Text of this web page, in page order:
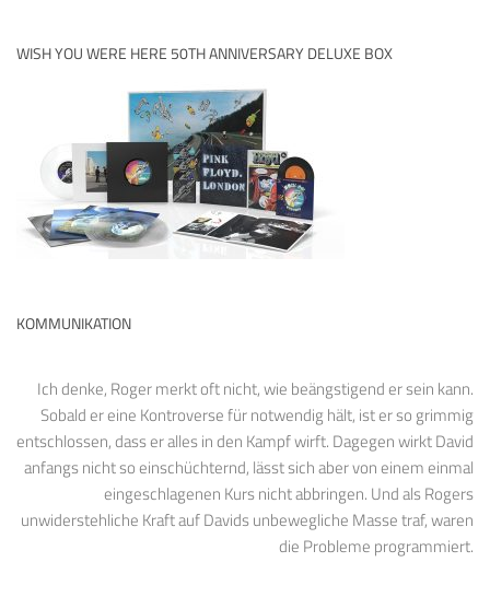
WISH YOU WERE HERE 50TH ANNIVERSARY DELUXE BOX
KOMMUNIKATION
Ich denke, Roger merkt oft nicht, wie beängstigend er sein kann.
Sobald er eine Kontroverse für notwendig hält, ist er so grimmig
entschlossen, dass er alles in den Kampf wirft. Dagegen wirkt David
anfangs nicht so einschüchternd, lässt sich aber von einem einmal
eingeschlagenen Kurs nicht abbringen. Und als Rogers
unwiderstehliche Kraft auf Davids unbewegliche Masse traf, waren
die Probleme programmiert.